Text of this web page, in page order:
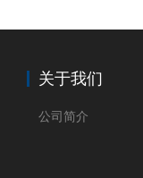
关于我们
公司简介